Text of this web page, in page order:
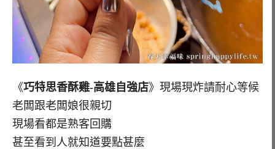
《巧特思香酥雞-高雄自強店》現場現炸請耐心等候
老闆跟老闆娘很親切
現場看都是熟客回購
甚至看到人就知道要點甚麼